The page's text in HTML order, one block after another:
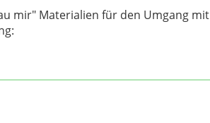
mir" Materialien für den Umgang mit